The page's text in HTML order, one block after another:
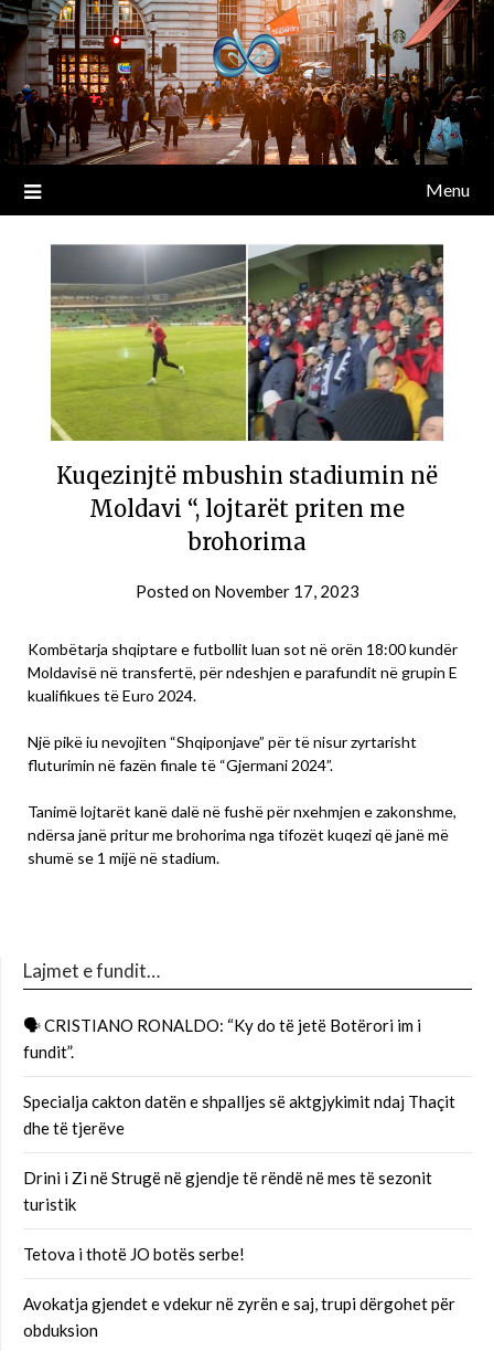
Menu
Kuqezinjtë mbushin stadiumin në
Moldavi “, lojtarët priten me
brohorima
Posted on November 17, 2023
Kombëtarja shqiptare e futbollit luan sot në orën 18:00 kundër
Moldavisë në transfertë, për ndeshjen e parafundit në grupin E
kualifikues të Euro 2024.
Një pikë iu nevojiten “Shqiponjave” për të nisur zyrtarisht
fluturimin në fazën finale të “Gjermani 2024”.
Tanimë lojtarët kanë dalë në fushë për nxehmjen e zakonshme,
ndërsa janë pritur me brohorima nga tifozët kuqezi që janë më
shumë se 1 mijë në stadium.
Lajmet e fundit…
🗣 CRISTIANO RONALDO: “Ky do të jetë Botërori im i
fundit”.
Specialja cakton datën e shpalljes së aktgjykimit ndaj Thaçit
dhe të tjerëve
Drini i Zi në Strugë në gjendje të rëndë në mes të sezonit
turistik
Tetova i thotë JO botës serbe!
Avokatja gjendet e vdekur në zyrën e saj, trupi dërgohet për
obduksion